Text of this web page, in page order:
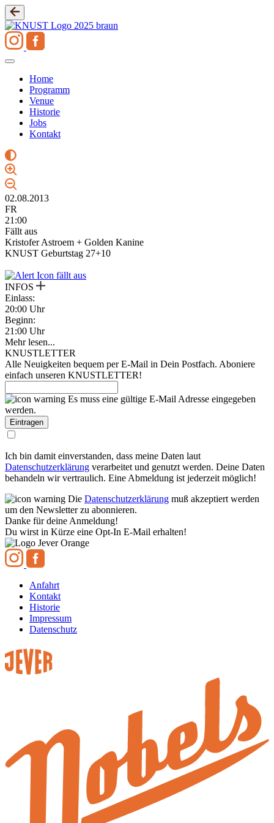
Zum
Inhalt
springen
Home
Programm
Venue
Historie
Jobs
Kontakt
02.08.2013
FR
21:00
Fällt aus
Kristofer Astroem + Golden Kanine
KNUST Geburtstag 27+10
fällt aus
INFOS
Einlass:
20:00 Uhr
Beginn:
21:00 Uhr
Mehr lesen...
KNUSTLETTER
Alle Neuigkeiten bequem per E-Mail in Dein Postfach. Aboniere
einfach unseren KNUSTLETTER!
Es muss eine gültige E-Mail Adresse eingegeben
werden.
Ich bin damit einverstanden, dass meine Daten laut
Datenschutzerklärung verarbeitet und genutzt werden. Deine Daten
behandeln wir vertraulich. Eine Abmeldung ist jederzeit möglich!
Die Datenschutzerklärung muß akzeptiert werden
um den Newsletter zu abonnieren.
Danke für deine Anmeldung!
Du wirst in Kürze eine Opt-In E-Mail erhalten!
Anfahrt
Kontakt
Historie
Impressum
Datenschutz